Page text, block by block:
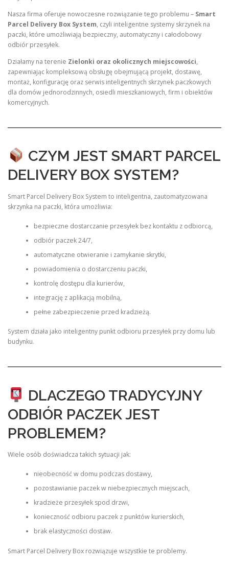
Nasza firma oferuje nowoczesne rozwiązanie tego problemu – Smart
Parcel Delivery Box System, czyli inteligentne systemy skrzynek na
paczki, które umożliwiają bezpieczny, automatyczny i całodobowy
odbiór przesyłek.
Działamy na terenie Zielonki oraz okolicznych miejscowości,
zapewniając kompleksową obsługę obejmującą projekt, dostawę,
montaż, konfigurację oraz serwis inteligentnych skrzynek paczkowych
dla domów jednorodzinnych, osiedli mieszkaniowych, firm i obiektów
komercyjnych.
CZYM JEST SMART PARCEL
DELIVERY BOX SYSTEM?
Smart Parcel Delivery Box System to inteligentna, zautomatyzowana
skrzynka na paczki, która umożliwia:
bezpieczne dostarczanie przesyłek bez kontaktu z odbiorcą,
odbiór paczek 24/7,
automatyczne otwieranie i zamykanie skrytki,
powiadomienia o dostarczeniu paczki,
kontrolę dostępu dla kurierów,
integrację z aplikacją mobilną,
pełne zabezpieczenie przed kradzieżą.
System działa jako inteligentny punkt odbioru przesyłek przy domu lub
budynku.
DLACZEGO TRADYCYJNY
ODBIÓR PACZEK JEST
PROBLEMEM?
Wiele osób doświadcza takich sytuacji jak:
nieobecność w domu podczas dostawy,
pozostawianie paczek w niebezpiecznych miejscach,
kradzieże przesyłek spod drzwi,
konieczność odbioru paczek z punktów kurierskich,
brak elastyczności dostaw.
Smart Parcel Delivery Box rozwiązuje wszystkie te problemy.